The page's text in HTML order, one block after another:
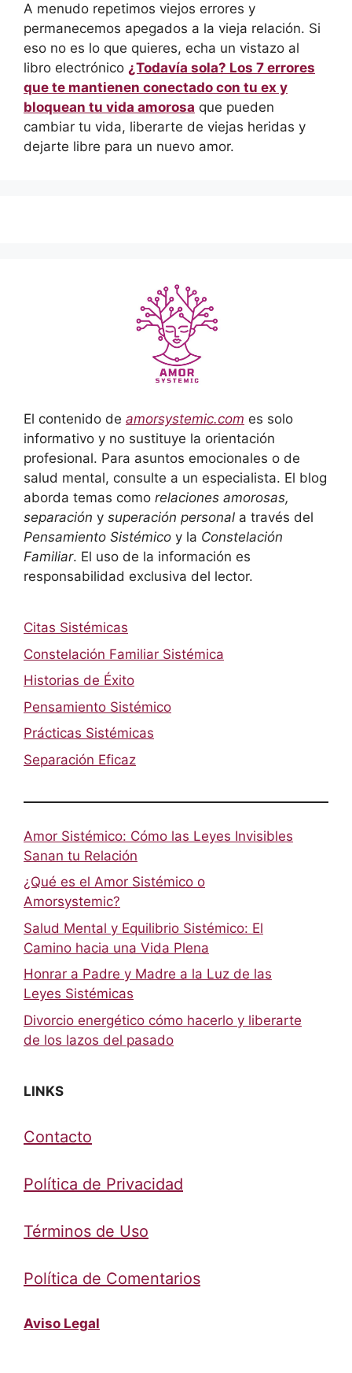
A menudo repetimos viejos errores y
permanecemos apegados a la vieja relación. Si
eso no es lo que quieres, echa un vistazo al
libro electrónico ¿Todavía sola? Los 7 errores
que te mantienen conectado con tu ex y
bloquean tu vida amorosa que pueden
cambiar tu vida, liberarte de viejas heridas y
dejarte libre para un nuevo amor.
El contenido de amorsystemic.com es solo
informativo y no sustituye la orientación
profesional. Para asuntos emocionales o de
salud mental, consulte a un especialista. El blog
aborda temas como relaciones amorosas,
separación y superación personal a través del
Pensamiento Sistémico y la Constelación
Familiar. El uso de la información es
responsabilidad exclusiva del lector.
Citas Sistémicas
Constelación Familiar Sistémica
Historias de Éxito
Pensamiento Sistémico
Prácticas Sistémicas
Separación Eficaz
Amor Sistémico: Cómo las Leyes Invisibles
Sanan tu Relación
¿Qué es el Amor Sistémico o
Amorsystemic?
Salud Mental y Equilibrio Sistémico: El
Camino hacia una Vida Plena
Honrar a Padre y Madre a la Luz de las
Leyes Sistémicas
Divorcio energético cómo hacerlo y liberarte
de los lazos del pasado
LINKS
Contacto
Política de Privacidad
Términos de Uso
Política de Comentarios
Aviso Legal